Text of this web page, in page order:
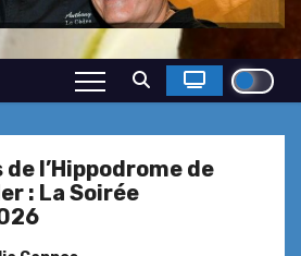
l’Hippodrome de
: La Soirée